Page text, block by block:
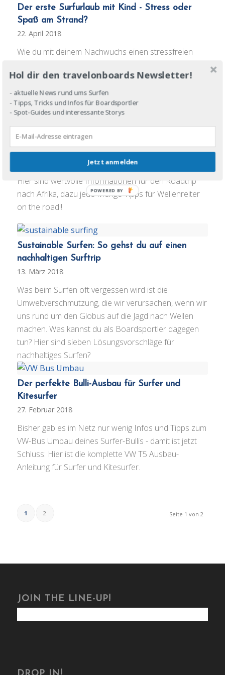
Der erste Surfurlaub mit Kind - Stress oder
Spaß am Strand?
22. April 2018
Wie du mit deinem Nachwuchs einen stressfreien
Familie einen Surfkurs machen kannst.
Marokko
18. März 2018
Du willst mit dem Bulli zum Surfen nach Marokko?
Hier sind wertvolle Informationen für den Roadtrip
nach Afrika, dazu jede Menge Tipps für Wellenreiter
on the road!!
Sustainable Surfen: So gehst du auf einen
nachhaltigen Surftrip
13. März 2018
Was beim Surfen oft vergessen wird ist die
Umweltverschmutzung, die wir verursachen, wenn wir
uns rund um den Globus auf die Jagd nach Wellen
machen. Was kannst du als Boardsportler dagegen
tun? Hier sind sieben Lösungsvorschläge für
nachhaltiges Surfen?
Der perfekte Bulli-Ausbau für Surfer und
Kitesurfer
27. Februar 2018
Bisher gab es im Netz nur wenig Infos und Tipps zum
VW-Bus Umbau deines Surfer-Bullis - damit ist jetzt
Schluss: Hier ist die komplette VW T5 Ausbau-
Anleitung für Surfer und Kitesurfer.
Seite 1 von 2
1 2
JOIN THE LINE-UP!
Hol dir den travelonboards Newsletter!
- aktuelle News rund ums Surfen
- Tipps, Tricks und Infos für Boardsportler
- Spot-Guides und interessante Storys
Jetzt anmelden
POWERED BY